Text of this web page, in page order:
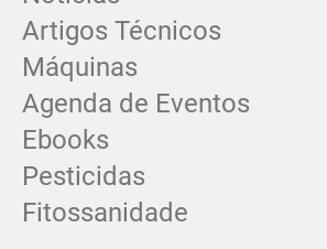
Artigos Técnicos
Máquinas
Agenda de Eventos
Ebooks
Pesticidas
Fitossanidade